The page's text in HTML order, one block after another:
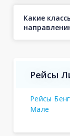
Какие
Рейсы
Рейсы
Мале